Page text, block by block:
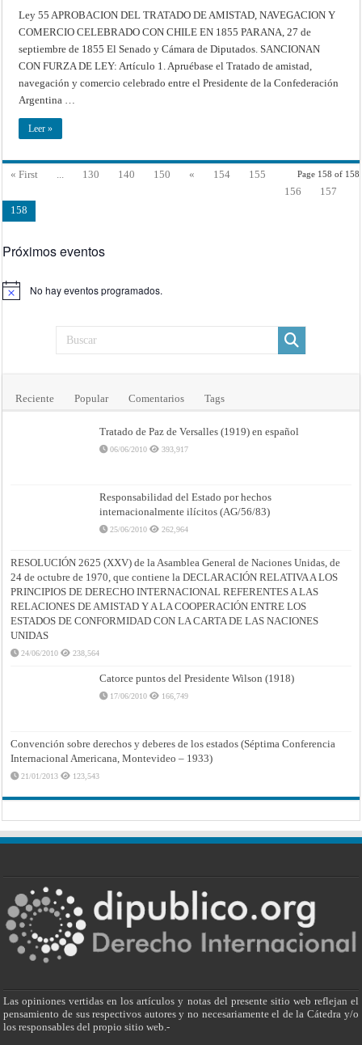
55
–
APROBACION
TRATADO
DE
AMISTAD,
NAVEGACION
Y
Ley 55 APROBACION DEL TRATADO DE AMISTAD, NAVEGACION Y
COMERCIO CELEBRADO CON CHILE EN 1855 PARANA, 27 de
septiembre de 1855 El Senado y Cámara de Diputados. SANCIONAN
CON FURZA DE LEY: Artículo 1. Apruébase el Tratado de amistad,
navegación y comercio celebrado entre el Presidente de la Confederación
Argentina …
Leer »
Page 158 of 158
« First 130 140 150 « 154
155
156
157
158
Próximos eventos
Aviso No hay eventos programados.
Reciente Popular Comentarios Tags
Tratado de Paz de Versalles (1919) en español
06/06/2010 393,917
Responsabilidad del Estado por hechos
internacionalmente ilícitos (AG/56/83)
25/06/2010 262,964
RESOLUCIÓN 2625 (XXV) de la Asamblea General de Naciones Unidas, de
24 de octubre de 1970, que contiene la DECLARACIÓN RELATIVA A LOS
PRINCIPIOS DE DERECHO INTERNACIONAL REFERENTES A LAS
RELACIONES DE AMISTAD Y A LA COOPERACIÓN ENTRE LOS
ESTADOS DE CONFORMIDAD CON LA CARTA DE LAS NACIONES
UNIDAS
24/06/2010 238,564
Catorce puntos del Presidente Wilson (1918)
17/06/2010 166,749
Convención sobre derechos y deberes de los estados (Séptima Conferencia
Internacional Americana, Montevideo – 1933)
21/01/2013 123,543
Las opiniones vertidas en los artículos y notas del presente sitio web reflejan el
pensamiento de sus respectivos autores y no necesariamente el de la Cátedra y/o
los responsables del propio sitio web.-